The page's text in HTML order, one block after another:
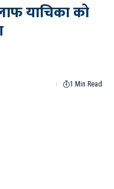
याचिका को
1 Min Read